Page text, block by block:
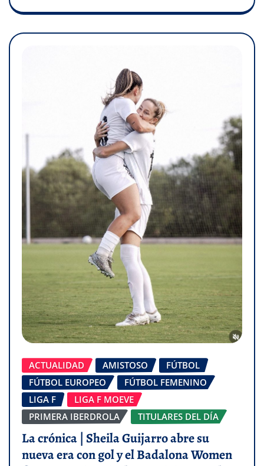
ACTUALIDAD AMISTOSO
FÚTBOL
FÚTBOL EUROPEO
FÚTBOL FEMENINO
LIGA F
LIGA F MOEVE
PRIMERA IBERDROLA
TITULARES DEL DÍA
La crónica | Sheila Guijarro abre su
nueva era con gol y el Badalona Women